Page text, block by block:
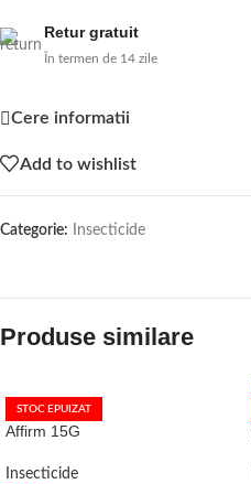
Retur gratuit
În termen de 14 zile
Cere informatii
Add to wishlist
Categorie: Insecticide
Produse similare
STOC EPUIZAT
Affirm 15G
Insecticide